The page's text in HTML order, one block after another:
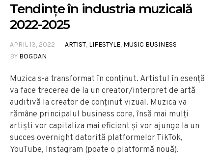
Tendințe în industria muzicală
2022-2025
APRIL 13, 2022 ARTIST, LIFESTYLE, MUSIC BUSINESS
BY BOGDAN
Muzica s-a transformat în conținut. Artistul în esență
va face trecerea de la un creator/interpret de artă
auditivă la creator de conținut vizual. Muzica va
rămâne principalul business core, însă mai mulți
artiști vor capitaliza mai eficient și vor ajunge la un
succes overnight datorită platformelor TikTok,
YouTube, Instagram (poate o platformă nouă).